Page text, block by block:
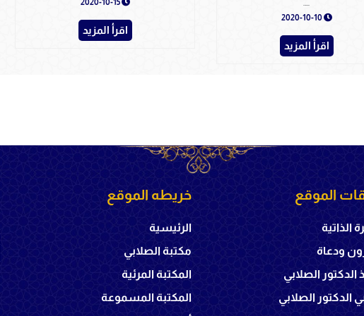
2020-10-10
اقرأ المزيد
2020-10-15
اقرأ المزيد
الموقع
الذاتية
ودعاة
الدكتور الصلابي
الدكتور الصلابي
خريطه الموقع
الرئيسية
مكتبة الصلابي
المكتبة المرئية
المكتبة المسموعة